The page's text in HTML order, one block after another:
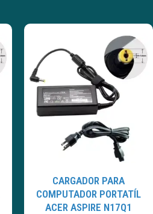
CARGADOR PARA
COMPUTADOR PORTATÍL
ACER ASPIRE N17Q1